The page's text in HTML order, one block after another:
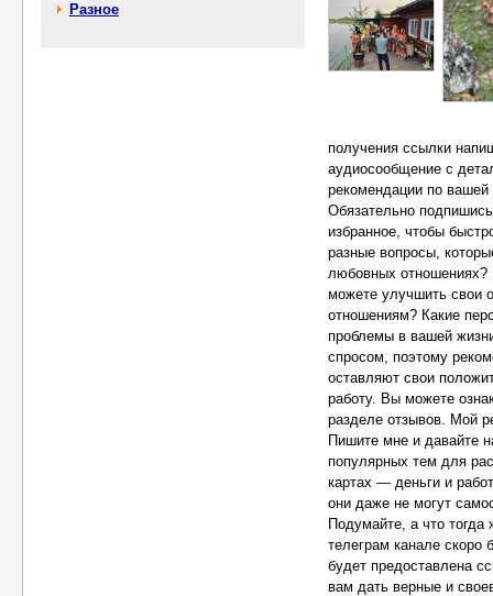
Разное
получения ссылки
аудиосообщение с
рекомендации по
Обязательно
избранное, чтобы
разные вопросы,
любовных отношениях?
можете улучшить свои
отношениям? Какие
проблемы в вашей
спросом, поэтому
оставляют свои
работу. Вы можете
разделе отзывов. Мой
Пишите мне и давайте
популярных тем для
картах — деньги и
они даже не могут
Подумайте, а что
телеграм канале скоро
будет предоставлена
вам дать верные и